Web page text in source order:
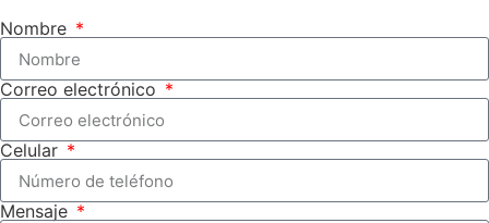
Nombre
Correo electrónico
Celular
Mensaje